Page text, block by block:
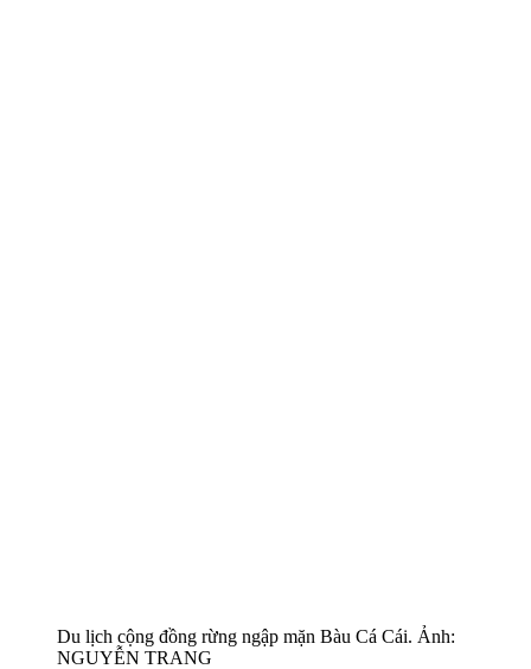
Du lịch cộng đồng rừng ngập mặn Bàu Cá Cái. Ảnh:
NGUYỄN TRANG